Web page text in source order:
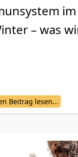
– was
Beitrag lesen...